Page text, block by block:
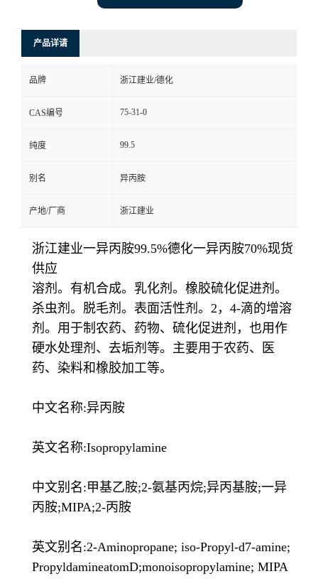
产品详请
品牌 浙江建业/德化
CAS编号 75-31-0
纯度 99.5
别名 异丙胺
产地/厂商 浙江建业
浙江建业一异丙胺99.5%德化一异丙胺70%现货
供应
溶剂。有机合成。乳化剂。橡胶硫化促进剂。
杀虫剂。脱毛剂。表面活性剂。2，4-滴的增溶
剂。用于制农药、药物、硫化促进剂，也用作
硬水处理剂、去垢剂等。主要用于农药、医
药、染料和橡胶加工等。
中文名称:异丙胺
英文名称:Isopropylamine
中文别名:甲基乙胺;2-氨基丙烷;异丙基胺;一异
丙胺;MIPA;2-丙胺
英文别名:2-Aminopropane; iso-Propyl-d7-amine;
PropyldamineatomD;monoisopropylamine; MIPA